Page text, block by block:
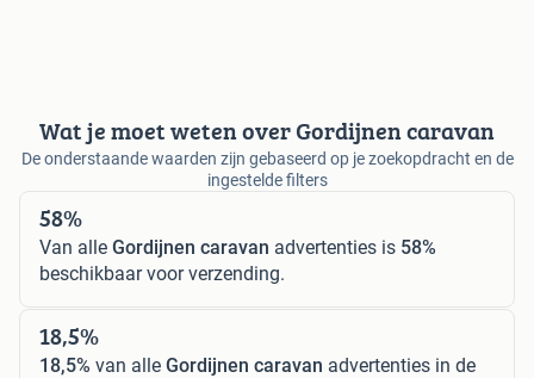
Wat je moet weten over Gordijnen caravan
De onderstaande waarden zijn gebaseerd op je zoekopdracht en de
ingestelde filters
58%
Van alle Gordijnen caravan advertenties is 58%
beschikbaar voor verzending.
18,5%
18,5% van alle Gordijnen caravan advertenties in de